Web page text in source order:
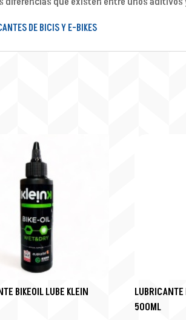
DE BICIS Y E-BIKES
BIKEOIL LUBE KLEIN
LUBRICANTE
500ML